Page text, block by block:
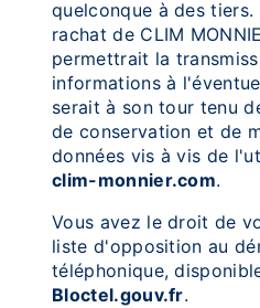
quelconque à des
rachat de CLIM
permettrait la
informations à
serait à son tour tenu
de conservation et de
données vis à vis de
clim-monnier.com.
Vous avez le droit de
liste d'opposition au
téléphonique,
Bloctel.gouv.fr.